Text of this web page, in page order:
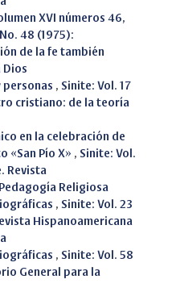
XVI números 46,
48 (1975):
de la fe también
Dios
personas , Sinite: Vol. 17
cristiano: de la teoría
en la celebración de
«San Pío X» , Sinite: Vol.
Revista
Religiosa
, Sinite: Vol. 23
Hispanoamericana
, Sinite: Vol. 58
General para la